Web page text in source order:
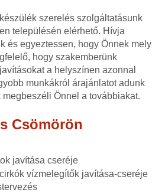
szerelés szolgáltatásunk
településén elérhető. Hívja
és egyeztessen, hogy Önnek mely
hogy szakemberünk
a helyszínen azonnal
munkákról árajánlatot adunk
Önnel a továbbiakat.
Csömörön
javítása cseréje
vízmelegítők javítása-cseréje